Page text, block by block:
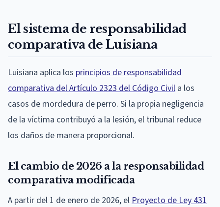
El sistema de responsabilidad
comparativa de Luisiana
Luisiana aplica los principios de responsabilidad
comparativa del Artículo 2323 del Código Civil a los
casos de mordedura de perro. Si la propia negligencia
de la víctima contribuyó a la lesión, el tribunal reduce
los daños de manera proporcional.
El cambio de 2026 a la responsabilidad
comparativa modificada
A partir del 1 de enero de 2026, el Proyecto de Ley 431